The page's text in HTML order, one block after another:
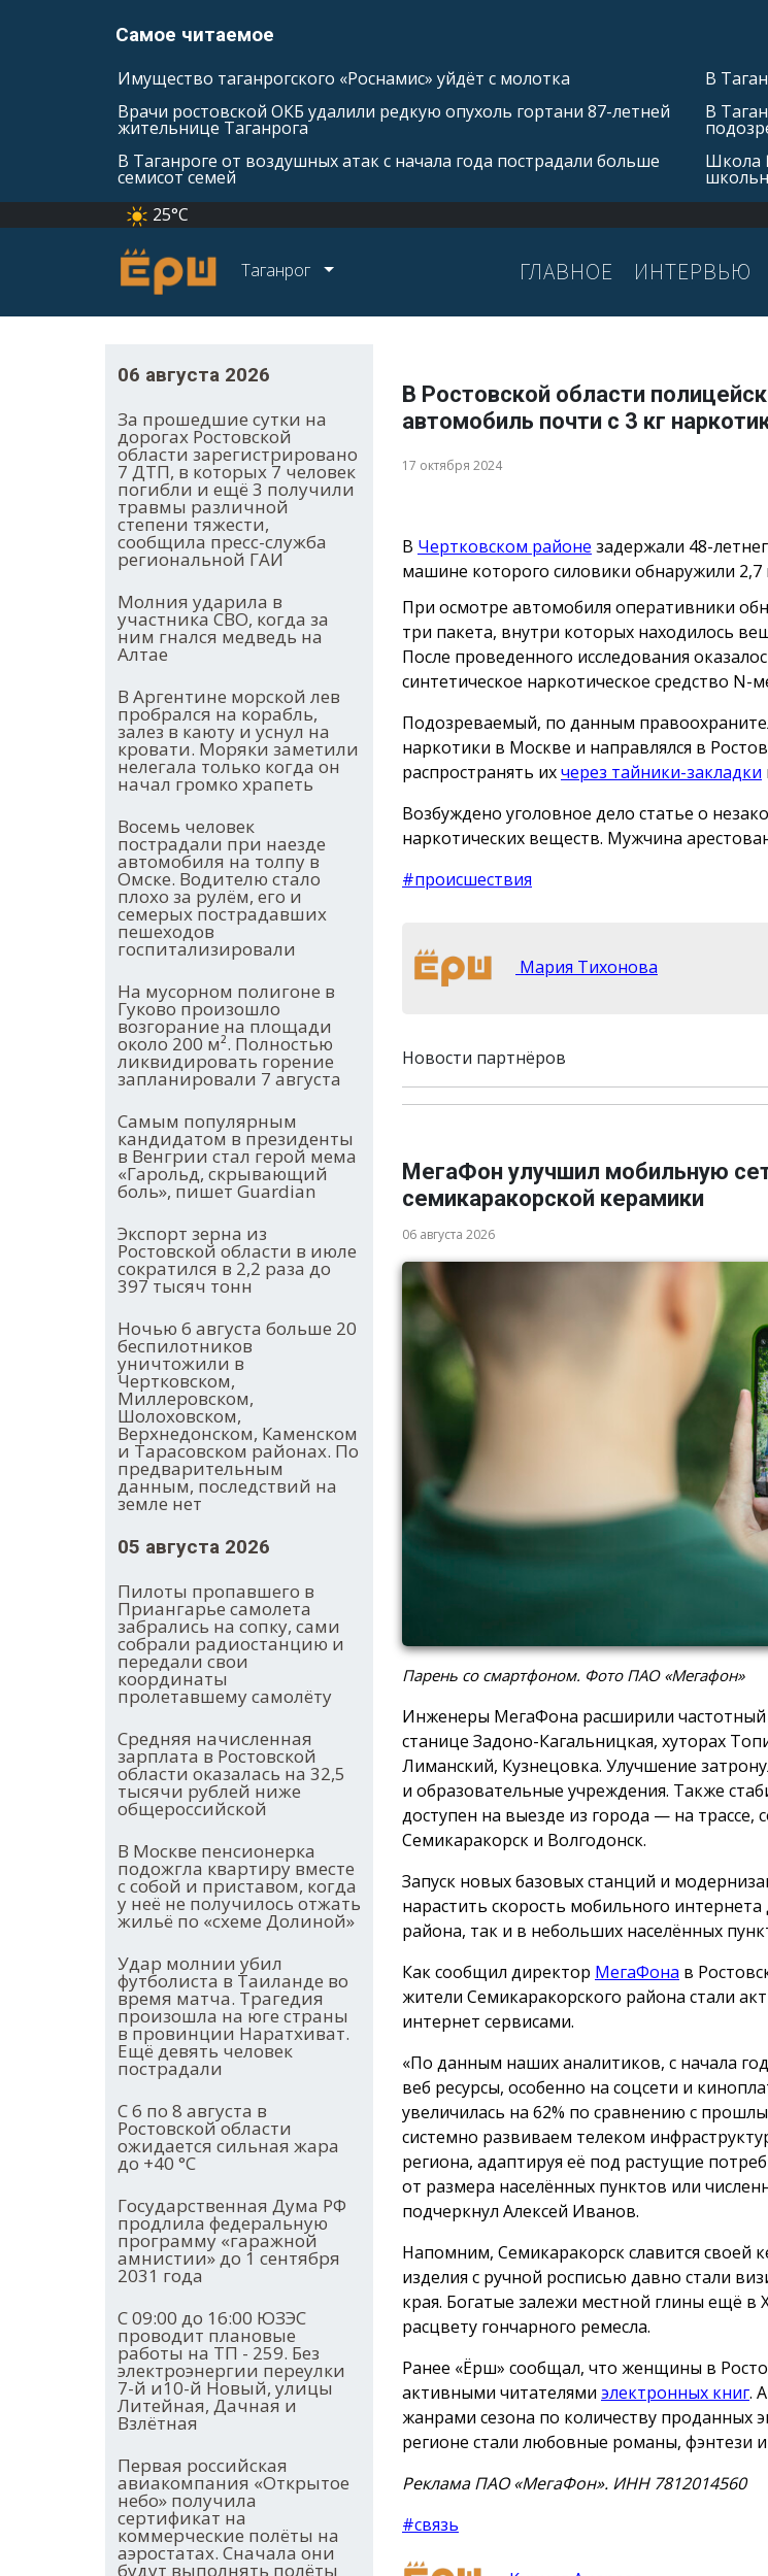
Самое читаемое
Имущество таганрогского «Роснамис» уйдёт с молотка
Врачи ростовской ОКБ удалили редкую опухоль гортани 87-летней
жительнице Таганрога
В Таганроге от воздушных атак с начала года пострадали больше
семисот семей
В
В
Школа
25°C
Таганрог ГЛАВНОЕ ИНТЕРВЬЮ
06 августа 2026
За прошедшие сутки на
дорогах Ростовской
области зарегистрировано
7 ДТП, в которых 7 человек
погибли и ещё 3 получили
травмы различной
степени тяжести,
сообщила пресс-служба
региональной ГАИ
Молния ударила в
участника СВО, когда за
ним гнался медведь на
Алтае
В Аргентине морской лев
пробрался на корабль,
залез в каюту и уснул на
кровати. Моряки заметили
нелегала только когда он
начал громко храпеть
Восемь человек
пострадали при наезде
автомобиля на толпу в
Омске. Водителю стало
плохо за рулём, его и
семерых пострадавших
пешеходов
госпитализировали
На мусорном полигоне в
Гуково произошло
возгорание на площади
около 200 м². Полностью
ликвидировать горение
запланировали 7 августа
Самым популярным
кандидатом в президенты
в Венгрии стал герой мема
«Гарольд, скрывающий
боль», пишет Guardian
Экспорт зерна из
Ростовской области в июле
сократился в 2,2 раза до
397 тысяч тонн
Ночью 6 августа больше 20
беспилотников
уничтожили в
Чертковском,
Миллеровском,
Шолоховском,
Верхнедонском, Каменском
и Тарасовском районах. По
предварительным
данным, последствий на
земле нет
05 августа 2026
Пилоты пропавшего в
Приангарье самолета
забрались на сопку, сами
собрали радиостанцию и
передали свои
координаты
пролетавшему самолёту
Средняя начисленная
зарплата в Ростовской
области оказалась на 32,5
тысячи рублей ниже
общероссийской
В Москве пенсионерка
подожгла квартиру вместе
с собой и приставом, когда
у неё не получилось отжать
жильё по «схеме Долиной»
Удар молнии убил
футболиста в Таиланде во
время матча. Трагедия
произошла на юге страны
в провинции Наратхиват.
Ещё девять человек
пострадали
С 6 по 8 августа в
Ростовской области
ожидается сильная жара
до +40 °С
Государственная Дума РФ
продлила федеральную
программу «гаражной
амнистии» до 1 сентября
2031 года
С 09:00 до 16:00 ЮЗЭС
проводит плановые
работы на ТП - 259. Без
электроэнергии переулки
7-й и10-й Новый, улицы
Литейная, Дачная и
Взлётная
Первая российская
авиакомпания «Открытое
небо» получила
сертификат на
коммерческие полёты на
аэростатах. Сначала они
будут выполнять полёты
В Ростовской области
автомобиль почти с 3 кг
17 октября 2024
В Чертковском районе задержали 48-
машине которого силовики обнаружили 2,7
При осмотре автомобиля оперативники
три пакета, внутри которых находилось
После проведенного исследования
синтетическое наркотическое средство N-
Подозреваемый, по данным
наркотики в Москве и направлялся в
распространять ихчерез тайники-закладки
Возбуждено уголовное дело статье о
наркотических веществ. Мужчина
#происшествия
Мария Тихонова
Новости партнёров
МегаФон улучшил мобильную
семикаракорской керамики
06 августа 2026
Парень со смартфоном. Фото ПАО «Мегафон»
Инженеры МегаФона расширили частотный
станице Задоно-Кагальницкая, хуторах
Лиманский, Кузнецовка. Улучшение
и образовательные учреждения. Также
доступен на выезде из города — на
Семикаракорск и Волгодонск.
Запуск новых базовых станций и
нарастить скорость мобильного
района, так и в небольших населённых
Как сообщил директор МегаФона в
жители Семикаракорского района стали
интернет сервисами.
«По данным наших аналитиков, с начала
веб ресурсы, особенно на соцсети и
увеличилась на 62% по сравнению с
системно развиваем телеком
региона, адаптируя её под растущие
от размера населённых пунктов или
подчеркнул Алексей Иванов.
Напомним, Семикаракорск славится своей
изделия с ручной росписью давно стали
края. Богатые залежи местной глины ещё в
расцвету гончарного ремесла.
Ранее «Ёрш» сообщал, что женщины в
активными читателями электронных книг.
жанрами сезона по количеству проданных
регионе стали любовные романы, фэнтези
Реклама ПАО «МегаФон». ИНН 7812014560
#связь